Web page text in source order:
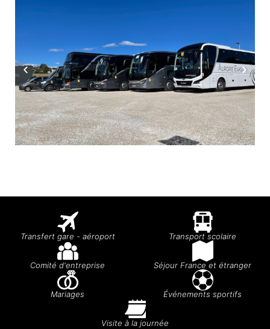
Transfert gare - aéroport Transport scolaire
Comité d'entreprise Séjour France et étranger
Mariages Événements sportifs
Visite à la journée